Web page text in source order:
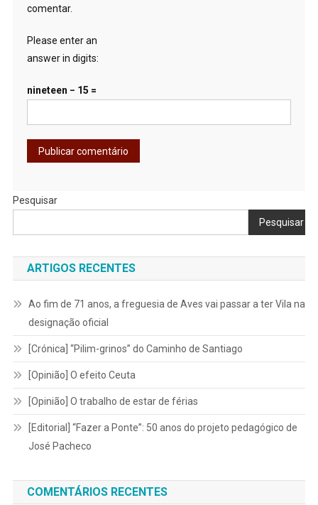
comentar.
Please enter an
answer in digits:
nineteen − 15 =
Pesquisar
Pesquisar
ARTIGOS RECENTES
Ao fim de 71 anos, a freguesia de Aves vai passar a ter Vila na
designação oficial
[Crónica] “Pilim-grinos” do Caminho de Santiago
[Opinião] O efeito Ceuta
[Opinião] O trabalho de estar de férias
[Editorial] “Fazer a Ponte”: 50 anos do projeto pedagógico de
José Pacheco
COMENTÁRIOS RECENTES